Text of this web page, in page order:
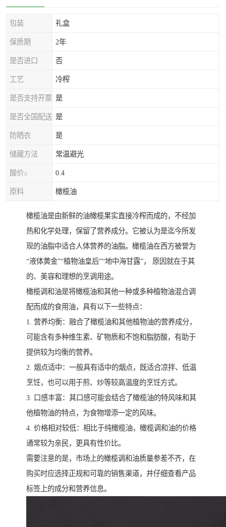
包装 礼盒
保质期 2年
是否进口 否
工艺 冷榨
是否支持开票 是
是否全国配送 是
防晒衣 是
储藏方法 常温避光
酸价≤ 0.4
原料 橄榄油
橄榄油是由新鲜的油橄榄果实直接冷榨而成的，不经加
热和化学处理，保留了营养成分。它被认为是迄今所发
现的油脂中适合人体营养的油脂。橄榄油在西方被誉为
“液体黄金”“植物油皇后”“地中海甘露”， 原因就在于其
的、美容和理想的烹调用途。
橄榄调和油是将橄榄油和其他一种或多种植物油混合调
配而成的食用油，具有以下一些特点：
1. 营养均衡：融合了橄榄油和其他植物油的营养成分，
可能含有多种维生素、矿物质和不饱和脂肪酸，有助于
提供较为均衡的营养。
2. 烟点适中：一般具有适中的烟点，既适合凉拌、低温
烹饪，也可以用于煎、炒等较高温度的烹饪方式。
3. 口感丰富：其口感可能会结合了橄榄油的特风味和其
他植物油的特点，为食物增添一定的风味。
4. 价格相对较低：相比于纯橄榄油，橄榄调和油的价格
通常较为亲民，更具有性价比。
需要注意的是，市场上的橄榄调和油质量参差不齐，在
购买时应选择正规和可靠的销售渠道，并仔细查看产品
标签上的成分和营养信息。